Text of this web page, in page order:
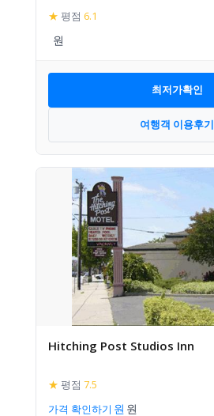
★ 평점 6.1
최저가확인
여행객 이용후기
Hitching Post Studios Inn
★ 평점 7.5
가격 확인하기